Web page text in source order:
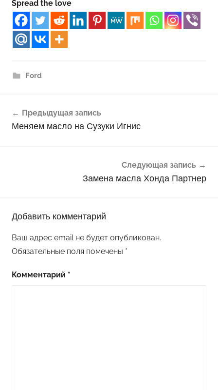
Spread the love
Ford
по
Предыдущая запись
Меняем масло на Сузуки Игнис
Следующая запись
Замена масла Хонда Партнер
Добавить комментарий
Ваш адрес email не будет опубликован.
Обязательные поля помечены *
Комментарий *